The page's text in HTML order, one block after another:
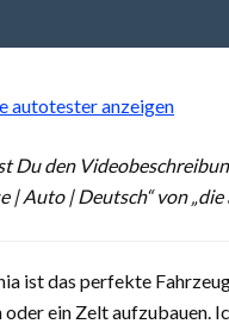
autotester anzeigen
Du den
| Auto | Deutsch“ von
ist das perfekte
oder ein Zelt aufzubauen.